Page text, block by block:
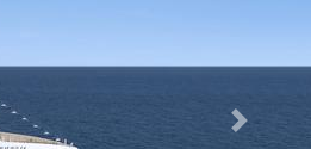
Suivant